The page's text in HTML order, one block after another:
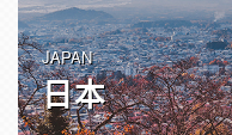
JAPAN
日本